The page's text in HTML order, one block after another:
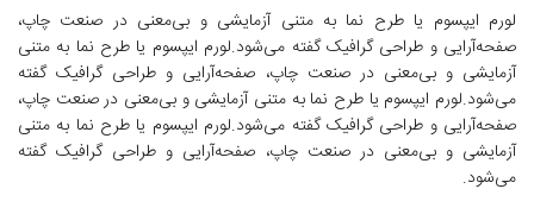
لورم ایپسوم یا طرح‌ نما به متنی آزمایشی و بی‌معنی در صنعت چاپ،
صفحه‌آرایی و طراحی گرافیک گفته می‌شود.لورم ایپسوم یا طرح‌ نما به متنی
آزمایشی و بی‌معنی در صنعت چاپ، صفحه‌آرایی و طراحی گرافیک گفته
می‌شود.لورم ایپسوم یا طرح‌ نما به متنی آزمایشی و بی‌معنی در صنعت چاپ،
صفحه‌آرایی و طراحی گرافیک گفته می‌شود.لورم ایپسوم یا طرح‌ نما به متنی
آزمایشی و بی‌معنی در صنعت چاپ، صفحه‌آرایی و طراحی گرافیک گفته
می‌شود.